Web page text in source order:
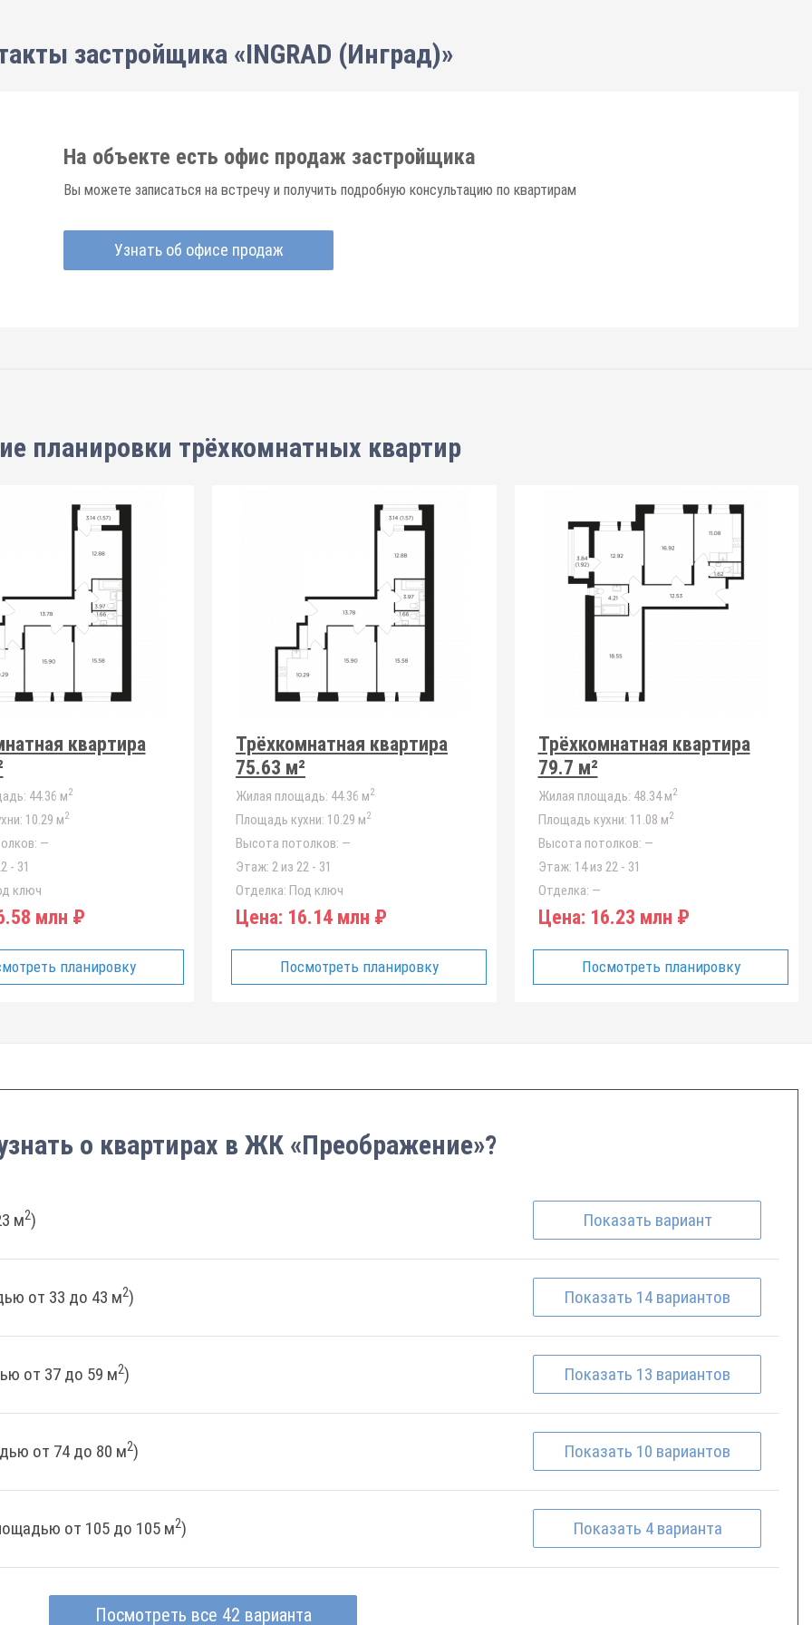
застройщика «INGRAD (Инград)»
На объекте есть офис продаж застройщика
Вы можете записаться на встречу и получить подробную консультацию по квартирам
Узнать об офисе продаж
планировки трёхкомнатных квартир
квартира
44.36 м2
10.29 м2
—
- 31
ключ
млн ₽
планировку
Трёхкомнатная квартира
75.63 м²
Жилая площадь: 44.36 м2
Площадь кухни: 10.29 м2
Высота потолков: —
Этаж: 2 из 22 - 31
Отделка: Под ключ
Цена: 16.14 млн ₽
Посмотреть планировку
Трёхкомнатная квартира
79.7 м²
Жилая площадь: 48.34 м2
Площадь кухни: 11.08 м2
Высота потолков: —
Этаж: 14 из 22 - 31
Отделка: —
Цена: 16.23 млн ₽
Посмотреть планировку
о квартирах в ЖК «Преображение»?
м2) Показать вариант
от 33 до 43 м2) Показать 14 вариантов
от 37 до 59 м2) Показать 13 вариантов
от 74 до 80 м2) Показать 10 вариантов
от 105 до 105 м2) Показать 4 варианта
Посмотреть все 42 варианта